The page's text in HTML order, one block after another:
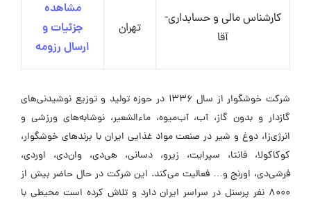
کارشناس مالی و حسابداری-
آقا
تهران
مشاهده
جزئیات و
ارسال رزومه
شرکت خوشگوار از سال 1336 در حوزه تولید و توزیع نوشیدنی‌های
گازدار و بدون گاز، آب، آب‌میوه، ماءالشعیر، نوشابه‌های ورزشی و
انرژی‌زا، دوغ و شیر در صنعت مواد غذایی ایران با برندهای خوشگوار،
کوکاکولا، فانتا، سپرایت، زیرو، دسانی، هی‌دی، وان‌دی، اور‌دی،
فرشی‌دی، اورنج و… فعالیت می‌کند. این شرکت در حال حاضر بیش از
8000 نفر پرسنل در سراسر ایران دارد و تلاش کرده است محیطی با